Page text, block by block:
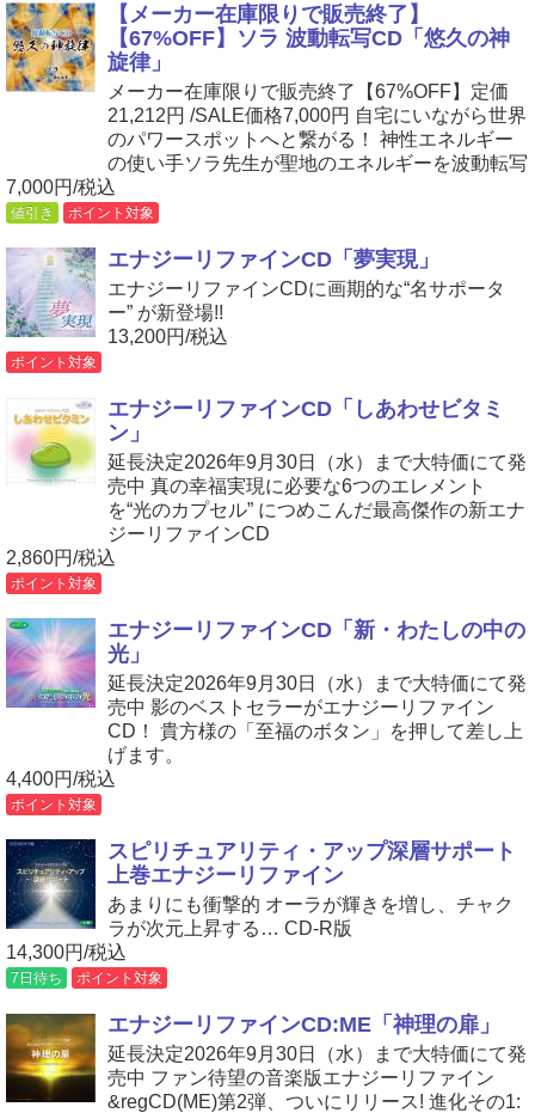
【メーカー在庫限りで販売終了】
【67%OFF】ソラ 波動転写CD「悠久の神
旋律」
メーカー在庫限りで販売終了【67%OFF】定価
21,212円 /SALE価格7,000円 自宅にいながら世界
のパワースポットへと繋がる！ 神性エネルギー
の使い手ソラ先生が聖地のエネルギーを波動転写
7,000円/税込
値引き ポイント対象
エナジーリファインCD「夢実現」
エナジーリファインCDに画期的な“名サポータ
ー” が新登場!!
13,200円/税込
ポイント対象
エナジーリファインCD「しあわせビタミ
ン」
延長決定2026年9月30日（水）まで大特価にて発
売中 真の幸福実現に必要な6つのエレメント
を“光のカプセル” につめこんだ最高傑作の新エナ
ジーリファインCD
2,860円/税込
ポイント対象
エナジーリファインCD「新・わたしの中の
光」
延長決定2026年9月30日（水）まで大特価にて発
売中 影のベストセラーがエナジーリファイン
CD！ 貴方様の「至福のボタン」を押して差し上
げます。
4,400円/税込
ポイント対象
スピリチュアリティ・アップ深層サポート
上巻エナジーリファイン
あまりにも衝撃的 オーラが輝きを増し、チャク
ラが次元上昇する… CD-R版
14,300円/税込
7日待ち ポイント対象
エナジーリファインCD:ME「神理の扉」
延長決定2026年9月30日（水）まで大特価にて発
売中 ファン待望の音楽版エナジーリファイン
&regCD(ME)第2弾、ついにリリース! 進化その1: